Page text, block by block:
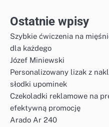
Ostatnie wpisy
Szybkie ćwiczenia na
dla każdego
Józef Miniewski
Personalizowany lizak z
słodki upominek
Czekoladki reklamowe na
efektywną promocję
Arado Ar 240